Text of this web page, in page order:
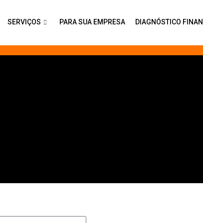
SERVIÇOS PARA SUA EMPRESA DIAGNÓSTICO